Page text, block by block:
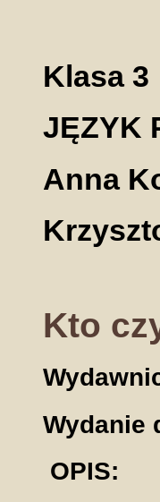
Klasa 3
JĘZYK
Anna
Kto
Wydanie
OPIS: